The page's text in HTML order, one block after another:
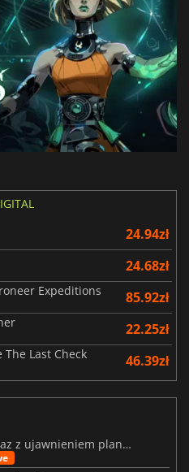
24.94zł
24.68zł
Expeditions 85.92zł
22.25zł
Last Check 46.39zł
MARVEL Tōkon debiutuje wraz z ujawnieniem planu rozwoju na pierwszy rok